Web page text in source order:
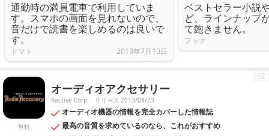
通勤時の満員電車で利用していま
す。スマホの画面を見れないので、
音だけで読書を楽しめるのは良いで
す。
トマト 2019年7月10日
ベストセラー小説
ど、ラインナップ
て飽きません。
フック
無料
オーディオアクセサリー
Ractive Corp. リリース 2013/08/23
オーディオ機器の情報を完全カバーした情報誌
最高の音質を求めているのなら、これがおすすめ
12